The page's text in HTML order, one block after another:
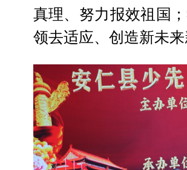
真理、努力报效祖国
领去适应、创造新未